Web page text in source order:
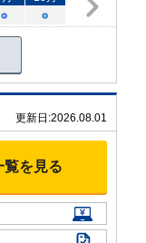
○ ○
更新日:2026.08.01
を見る